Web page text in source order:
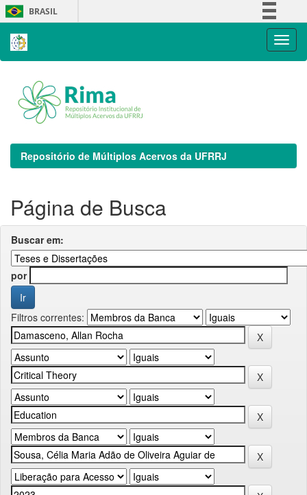
Skip
navigation
BRASIL
Repositório de Múltiplos Acervos da UFRRJ
Página de Busca
Buscar em:
por
Filtros correntes: